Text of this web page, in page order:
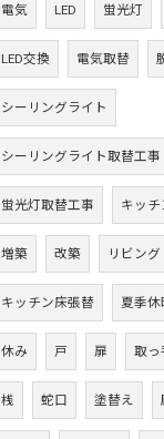
電気 LED 蛍光灯
LED交換 電気取替
シーリングライト
シーリングライト取替工事
蛍光灯取替工事 キッ
増築 改築 リビング
キッチン床張替 夏季休
休み 戸 扉 取っ
桟 蛇口 塗替え